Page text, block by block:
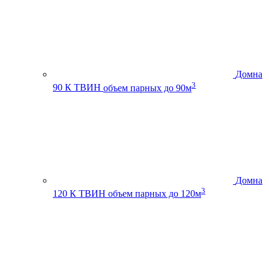
Домна
90 К ТВИН объем парных до 90м3
Домна
120 К ТВИН объем парных до 120м3